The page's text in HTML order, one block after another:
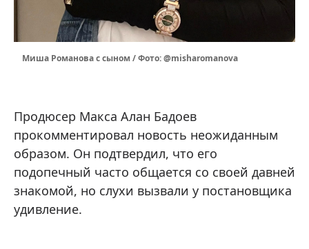
Миша Романова с сыном / Фото: @misharomanova
Продюсер Макса Алан Бадоев
прокомментировал новость неожиданным
образом. Он подтвердил, что его
подопечный часто общается со своей давней
знакомой, но слухи вызвали у постановщика
удивление.